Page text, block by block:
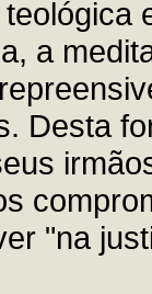
a
Desta
"na